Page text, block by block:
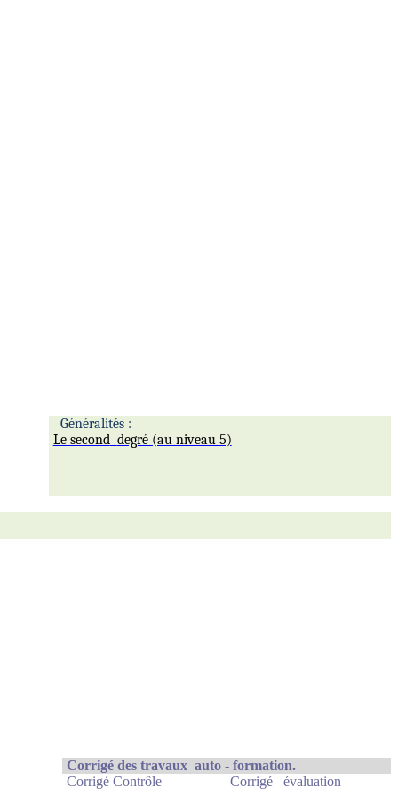
Généralités :
Le second degré (au niveau 5)
Corrigé des travaux auto - formation.
Corrigé Contrôle Corrigé évaluation